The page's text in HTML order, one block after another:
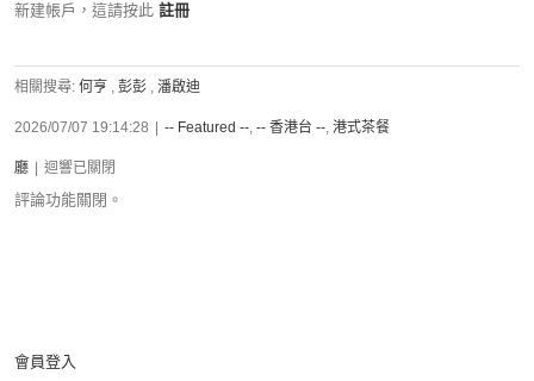
新建帳戶，這請按此 註冊
相關搜尋: 何亨 , 彭彭 , 潘啟迪
2026/07/07 19:14:28 -- Featured --, -- 香港台 --, 港式茶餐
廳 迴響已關閉
評論功能關閉。
會員登入